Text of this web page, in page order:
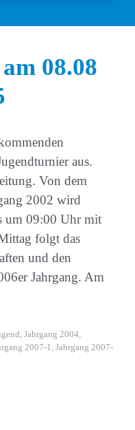
08.08
aus.
Von dem
2002 wird
um 09:00 Uhr mit
folgt das
und den
Jahrgang. Am
, Jahrgang 2004,
2007-1, Jahrgang 2007-